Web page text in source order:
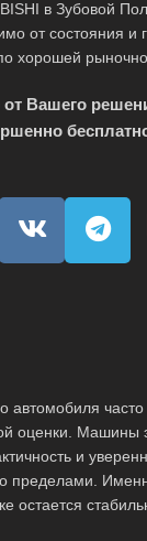
в Зубовой
от состояния и
хорошей
от Вашего
автомобиля
оценки. Машины
и
пределами.
остается